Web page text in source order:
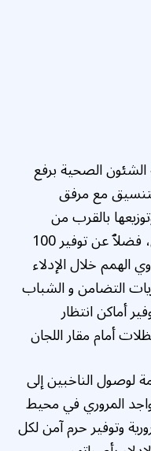
الصحية برفع
مع مرفق
بالقرب من
المراكز الانتخابية لمواجهة أي طارئ، فضلٱ عن توفير 100
خلال الإدلاء
التضامن و الشباب
أماكن انتظار
أمام مقار اللجان
لوصول الناخبين إلى
المروري في محيط
وتوفير حرم آمن لكل